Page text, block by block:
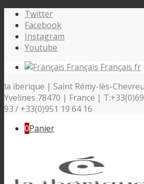
Twitter
Facebook
Instagram
Youtube
Français Français fr
la iberique | Saint Rémy-lès-
Yvelines 78470 | France |
93 / +33(0)951 19 64 16
0Panier